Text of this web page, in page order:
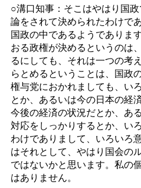
○溝口知事：そこはやはり国
論をされて決められたわけで
国政の中であるようでありま
おる政権が決めるというのは
るにしても、それは一つの考
らとめるということは、国政
権与党におかれましても、い
とか、あるいは今の日本の経
今後の経済の状況だとか、あ
対応をしっかりするとか、い
わけでありまして、いろいろ
はそれとして、やはり国会の
ではないかと思います。私の
はありません。